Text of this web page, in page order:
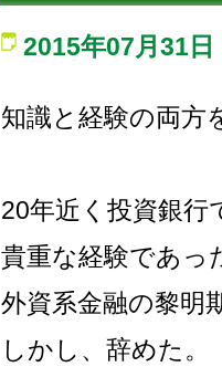
2015年07月31日
知識と経験の両方
20年近く投資銀行
貴重な経験であっ
外資系金融の黎明
しかし、辞めた。